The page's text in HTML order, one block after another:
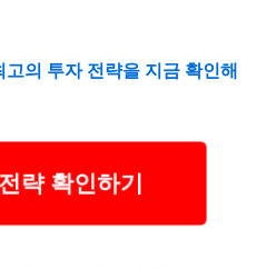
의 투자 전략을 지금 확인해
략 확인하기